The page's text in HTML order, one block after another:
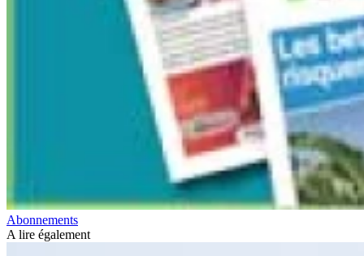
Abonnements
A lire également